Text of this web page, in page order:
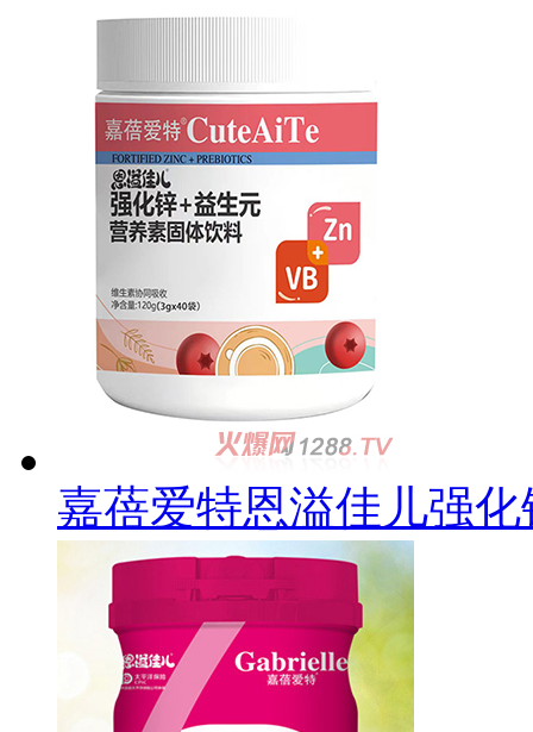
嘉蓓爱特恩溢佳儿强